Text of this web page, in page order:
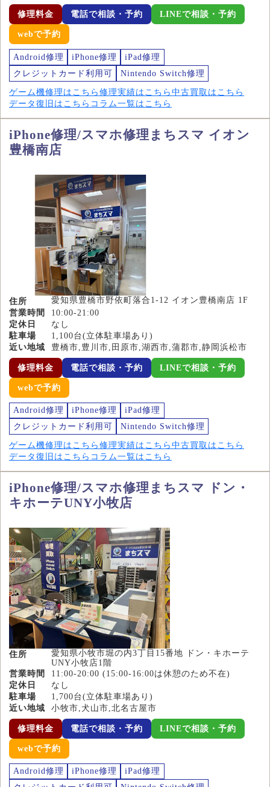
修理料金 電話で相談・予約 LINEで相談・予約
webで予約
Android修理 iPhone修理
iPad修理
クレジットカード利用可
Nintendo Switch修理
ゲーム機修理はこちら 修理実績はこちら 中古買取はこちら
データ復旧はこちら コラム一覧はこちら
iPhone修理/スマホ修理まちスマ イオン
豊橋南店
住所
愛知県豊橋市野依町落合1-12 イオン豊橋南店 1F
営業時間
10:00-21:00
定休日
なし
駐車場
1,100台(立体駐車場あり)
近い地域
豊橋市,豊川市,田原市,湖西市,蒲郡市,静岡浜松市
修理料金 電話で相談・予約 LINEで相談・予約
webで予約
Android修理 iPhone修理
iPad修理
クレジットカード利用可
Nintendo Switch修理
ゲーム機修理はこちら 修理実績はこちら 中古買取はこちら
データ復旧はこちら コラム一覧はこちら
iPhone修理/スマホ修理まちスマ ドン・
キホーテUNY小牧店
住所
愛知県小牧市堀の内3丁目15番地 ドン・キホーテ
UNY小牧店1階
営業時間
11:00-20:00 (15:00-16:00は休憩のため不在)
定休日
なし
駐車場
1,700台(立体駐車場あり)
近い地域
小牧市,犬山市,北名古屋市
修理料金 電話で相談・予約 LINEで相談・予約
webで予約
Android修理 iPhone修理
iPad修理